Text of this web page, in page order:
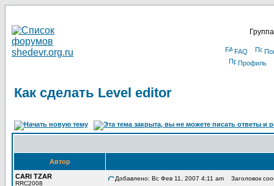
FAQ
Профиль
Как сделать Level editor
Автор
CARI TZAR
RRC2008
Добавлено: Вс Фев 11, 2007 4:11 am Заголовок